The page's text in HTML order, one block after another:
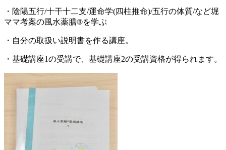
・陰陽五行/十干十二支/運命学(四柱推命)/五行の体質/など堀
ママ考案の風水薬膳®を学ぶ
・自分の取扱い説明書を作る講座。
・基礎講座1の受講で、基礎講座2の受講資格が得られます。